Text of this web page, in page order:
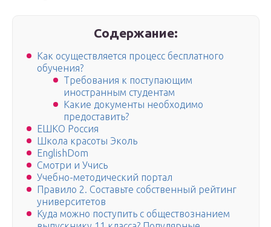
Содержание:
Как осуществляется процесс бесплатного
обучения?
Требования к поступающим
иностранным студентам
Какие документы необходимо
предоставить?
ЕШКО Россия
Школа красоты Эколь
EnglishDom
Смотри и Учись
Учебно-методический портал
Правило 2. Составьте собственный рейтинг
университетов
Куда можно поступить с обществознанием